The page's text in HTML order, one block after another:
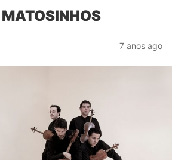
7 anos ago